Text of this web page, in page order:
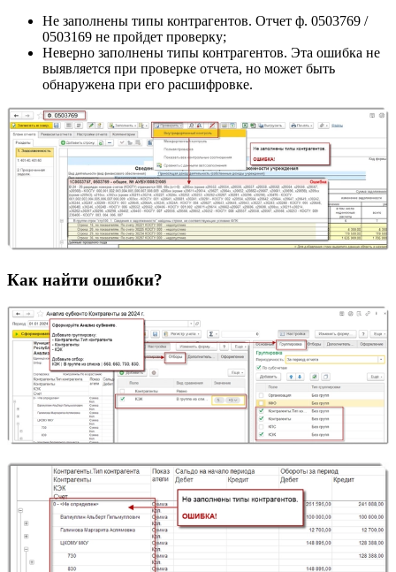
Не заполнены типы контрагентов. Отчет ф. 0503769 /
0503169 не пройдет проверку;
Неверно заполнены типы контрагентов. Эта ошибка не
выявляется при проверке отчета, но может быть
обнаружена при его расшифровке.
Как найти ошибки?